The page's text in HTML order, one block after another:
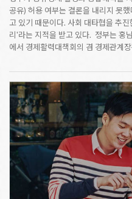
공유) 허용 여부는 결론을 내리지 못
고 있기 때문이다. 사회 대타협을 추
리'라는 지적을 받고 있다. 정부는 홍
에서 경제활력대책회의 겸 경제관계